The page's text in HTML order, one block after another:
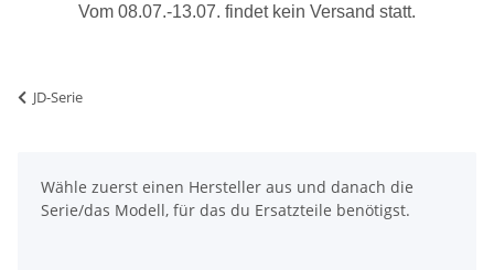
Vom 08.07.-13.07. findet kein Versand statt.
JD-Serie
Wähle zuerst einen Hersteller aus und danach die
Serie/das Modell, für das du Ersatzteile benötigst.